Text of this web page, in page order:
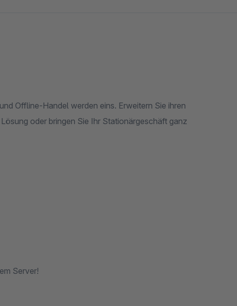
Offline-Handel werden eins. Erweitern Sie ihren
oder bringen Sie Ihr Stationärgeschäft ganz
Server!